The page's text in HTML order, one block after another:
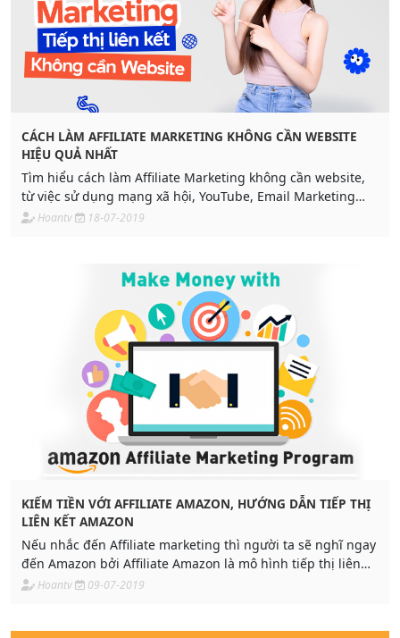
CÁCH LÀM AFFILIATE MARKETING KHÔNG CẦN WEBSITE
HIỆU QUẢ NHẤT
Tìm hiểu cách làm Affiliate Marketing không cần website,
từ việc sử dụng mạng xã hội, YouTube, Email Marketing
đến quảng cáo Facebook và Google.
Hoantv 18-07-2019
KIẾM TIỀN VỚI AFFILIATE AMAZON, HƯỚNG DẪN TIẾP THỊ
LIÊN KẾT AMAZON
Nếu nhắc đến Affiliate marketing thì người ta sẽ nghĩ ngay
đến Amazon bởi Affiliate Amazon là mô hình tiếp thị liên
kếtHoantv 09-07-2019